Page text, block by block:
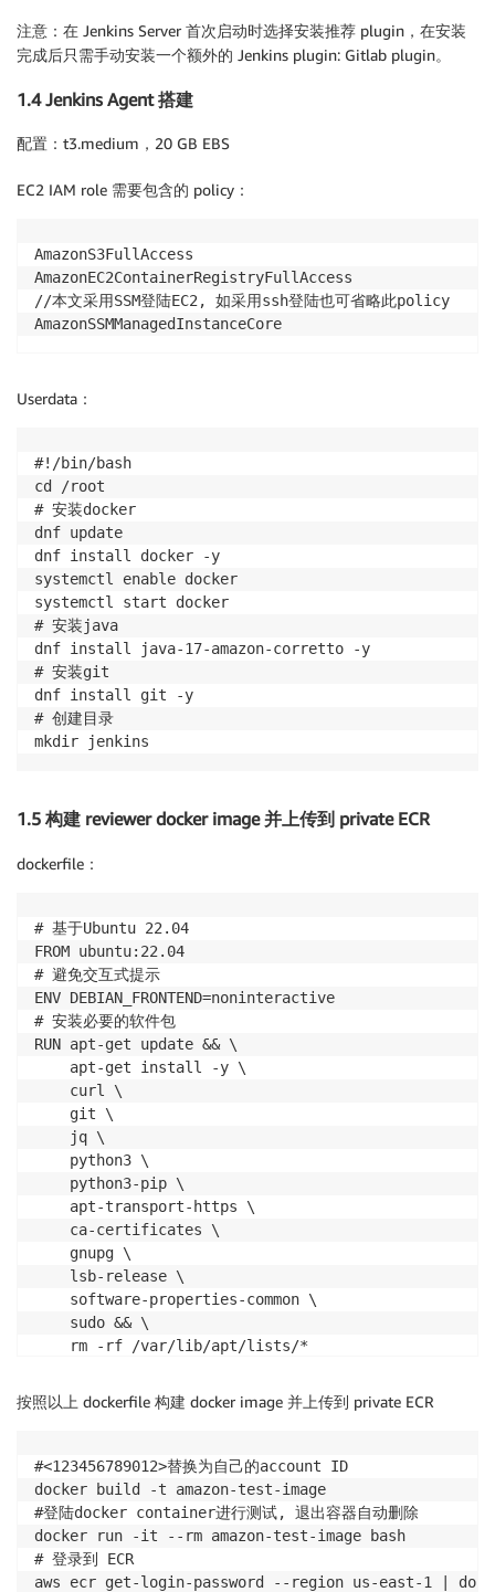
注意：在 Jenkins Server 首次启动时选择安装推荐 plugin，在安装
完成后只需手动安装一个额外的 Jenkins plugin: Gitlab plugin。
1.4 Jenkins Agent 搭建
配置：t3.medium，20 GB EBS
EC2 IAM role 需要包含的 policy：
AmazonS3FullAccess
AmazonEC2ContainerRegistryFullAccess
//本文采用SSM登陆EC2, 如采用ssh登陆也可省略此policy
Userdata：
#!/bin/bash
cd /root
# 安装docker
dnf update
dnf install docker -y
systemctl enable docker
systemctl start docker
# 安装java
dnf install java-17-amazon-corretto -y
# 安装git
dnf install git -y
# 创建目录
1.5 构建 reviewer docker image 并上传到 private ECR
dockerfile：
# 基于Ubuntu 22.04
FROM ubuntu:22.04
# 避免交互式提示
ENV DEBIAN_FRONTEND=noninteractive
# 安装必要的软件包
RUN apt-get update && \
    apt-get install -y \
    curl \
    git \
    jq \
    python3 \
    python3-pip \
    apt-transport-https \
    ca-certificates \
    gnupg \
    lsb-release \
    software-properties-common \
    sudo && \
    rm -rf /var/lib/apt/lists/*
RUN pip3 install --no-cache-dir awscli requests
# 安装Amazon Q CLI
    apt-get update && \
    apt-get install -y ./amazon-q.deb && \
    rm amazon-q.deb && \
按照以上 dockerfile 构建 docker image 并上传到 private ECR
#<123456789012>替换为自己的account ID
docker build -t amazon-test-image
#登陆docker container进行测试, 退出容器自动删除
docker run -it --rm amazon-test-image bash
# 登录到 ECR
aws ecr get-login-password --region us-east-1 |